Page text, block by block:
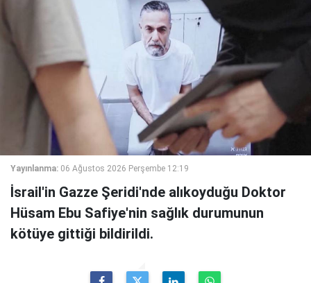
Yayınlanma: 06 Ağustos 2026 Perşembe 12:19
İsrail'in Gazze Şeridi'nde alıkoyduğu Doktor
Hüsam Ebu Safiye'nin sağlık durumunun
kötüye gittiği bildirildi.